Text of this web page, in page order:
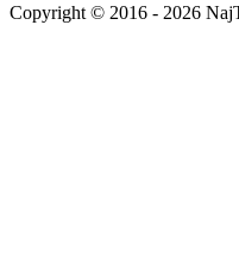
Copyright © 2016 - 2026